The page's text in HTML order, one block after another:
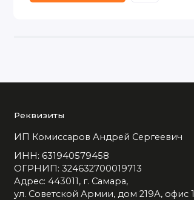
Реквизиты
ИП Комиссаров Андрей Сергеевич
ИНН: 631940579458
ОГРНИП: 324632700019713
Адрес: 443011, г. Самара,
ул. Советской Армии, дом 219А, офис 1